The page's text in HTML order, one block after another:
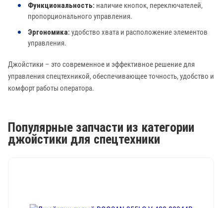
Функциональность: наличие кнопок, переключателей,
пропорционального управления.
Эргономика: удобство хвата и расположение элементов
управления.
Джойстики – это современное и эффективное решение для
управления спецтехникой, обеспечивающее точность, удобство и
комфорт работы оператора.
Популярные запчасти из категории
джойстики для спецтехники